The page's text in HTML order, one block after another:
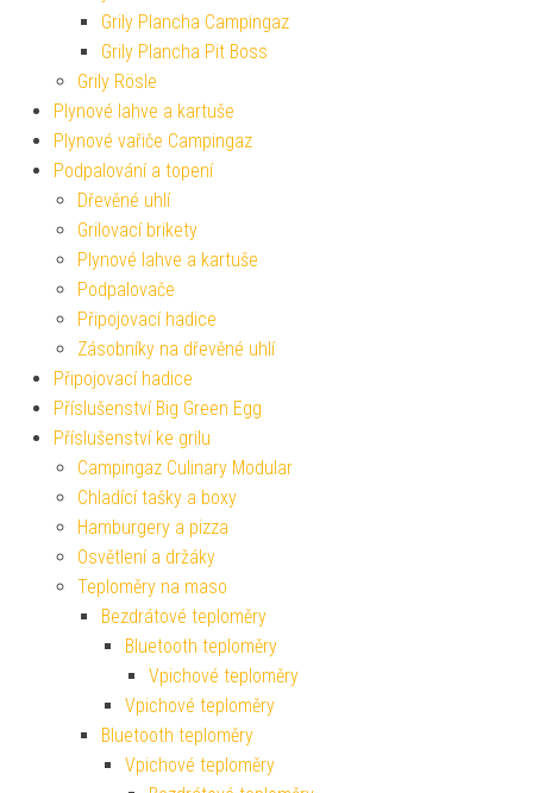
Grily Plancha Campingaz
Grily Plancha Pit Boss
Grily Rösle
Plynové lahve a kartuše
Plynové vařiče Campingaz
Podpalování a topení
Dřevěné uhlí
Grilovací brikety
Plynové lahve a kartuše
Podpalovače
Připojovací hadice
Zásobníky na dřevěné uhlí
Připojovací hadice
Příslušenství Big Green Egg
Příslušenství ke grilu
Campingaz Culinary Modular
Chladící tašky a boxy
Hamburgery a pizza
Osvětlení a držáky
Teploměry na maso
Bezdrátové teploměry
Bluetooth teploměry
Vpichové teploměry
Vpichové teploměry
Bluetooth teploměry
Vpichové teploměry